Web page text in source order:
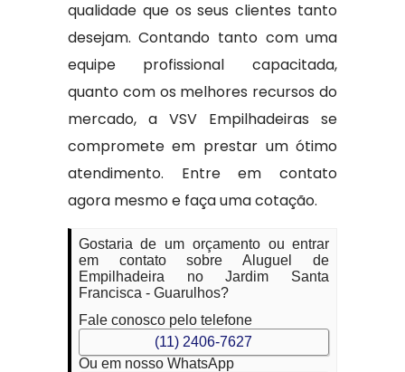
qualidade que os seus clientes tanto
desejam. Contando tanto com uma
equipe profissional capacitada,
quanto com os melhores recursos do
mercado, a VSV Empilhadeiras se
compromete em prestar um ótimo
atendimento. Entre em contato
agora mesmo e faça uma cotação.
Gostaria de um orçamento ou entrar
em contato sobre Aluguel de
Empilhadeira no Jardim Santa
Francisca - Guarulhos?
Fale conosco pelo telefone
(11) 2406-7627
Ou em nosso WhatsApp